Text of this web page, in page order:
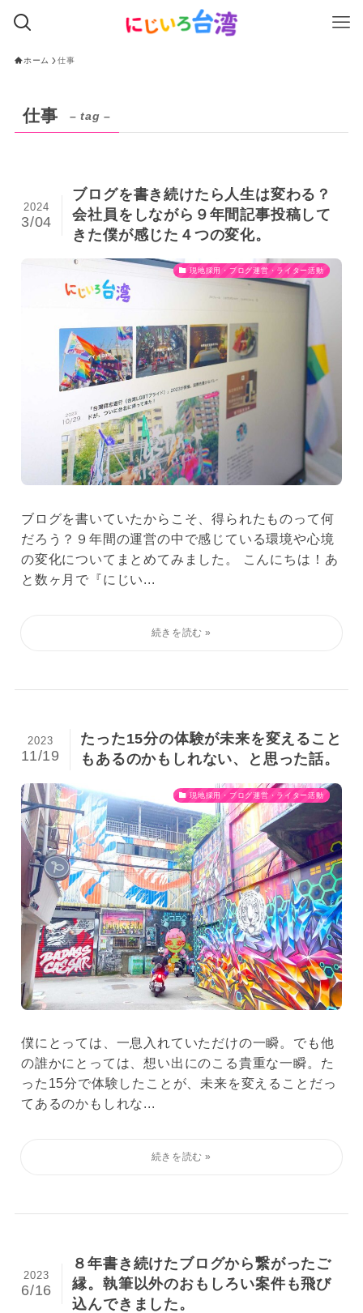
ホーム 仕事
仕事 – tag –
ブログを書き続けたら人生は変わる？
会社員をしながら９年間記事投稿して
きた僕が感じた４つの変化。
2024
3/04
現地採用・ブログ運営・ライター活動
ブログを書いていたからこそ、得られたものって何
だろう？９年間の運営の中で感じている環境や心境
の変化についてまとめてみました。 こんにちは！あ
と数ヶ月で『にじい...
たった15分の体験が未来を変えること
もあるのかもしれない、と思った話。
2023
11/19
現地採用・ブログ運営・ライター活動
僕にとっては、一息入れていただけの一瞬。でも他
の誰かにとっては、想い出にのこる貴重な一瞬。た
った15分で体験したことが、未来を変えることだっ
てあるのかもしれな...
８年書き続けたブログから繋がったご
縁。執筆以外のおもしろい案件も飛び
込んできました。
2023
6/16